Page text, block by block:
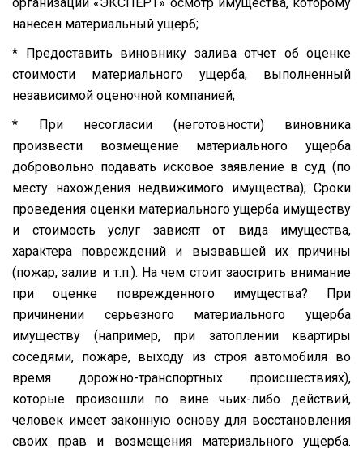
нанесен материальный ущерб;
* Предоставить виновнику залива отчет об оценке
стоимости материального ущерба, выполненный
независимой оценочной компанией;
* При несогласии (неготовности) виновника
произвести возмещение материального ущерба
добровольно подавать исковое заявление в суд (по
месту нахождения недвижимого имущества); Сроки
проведения оценки материального ущерба имуществу
и стоимость услуг зависят от вида имущества,
характера повреждений и вызвавшей их причины
(пожар, залив и т.п.). На чем стоит заострить внимание
при оценке поврежденного имущества? При
причинении серьезного материального ущерба
имуществу (например, при затоплении квартиры
соседями, пожаре, выходу из строя автомобиля во
время дорожно-транспортных происшествиях),
которые произошли по вине чьих-либо действий,
человек имеет законную основу для восстановления
своих прав и возмещения материального ущерба.